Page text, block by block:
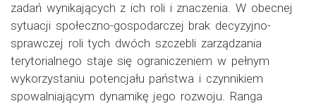
zadań wynikających z ich roli i znaczenia. W obecnej
sytuacji społeczno-gospodarczej brak decyzyjno-
sprawczej roli tych dwóch szczebli zarządzania
terytorialnego staje się ograniczeniem w pełnym
wykorzystaniu potencjału państwa i czynnikiem
spowalniającym dynamikę jego rozwoju. Ranga